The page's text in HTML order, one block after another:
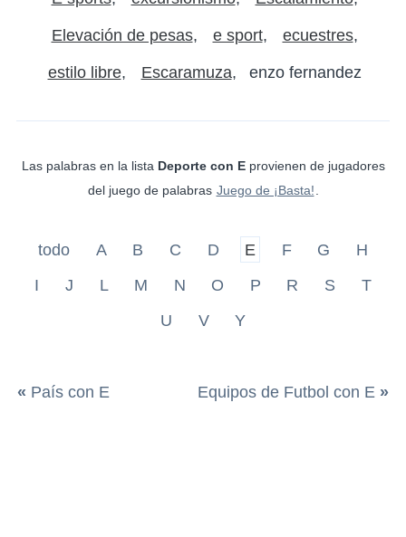
Elevación de pesas e sport ecuestres
estilo libre Escaramuza enzo fernandez
Las palabras en la lista Deporte con Eprovienen de jugadores
del juego de palabras Juego de ¡Basta!
todo A B C D E F G
H
I
J L M N O P R S
T
U
V Y
« País con E Equipos de Futbol con E »